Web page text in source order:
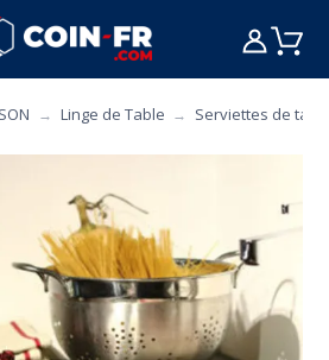
CUISINE MOBILIER
Linge de Table Serviettes de